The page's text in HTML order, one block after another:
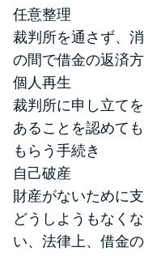
任意整理
裁判所を通さず、
の間で借金の返済
個人再生
裁判所に申し立て
あることを認めて
もらう手続き
自己破産
財産がないために
どうしようもなく
い、法律上、借金